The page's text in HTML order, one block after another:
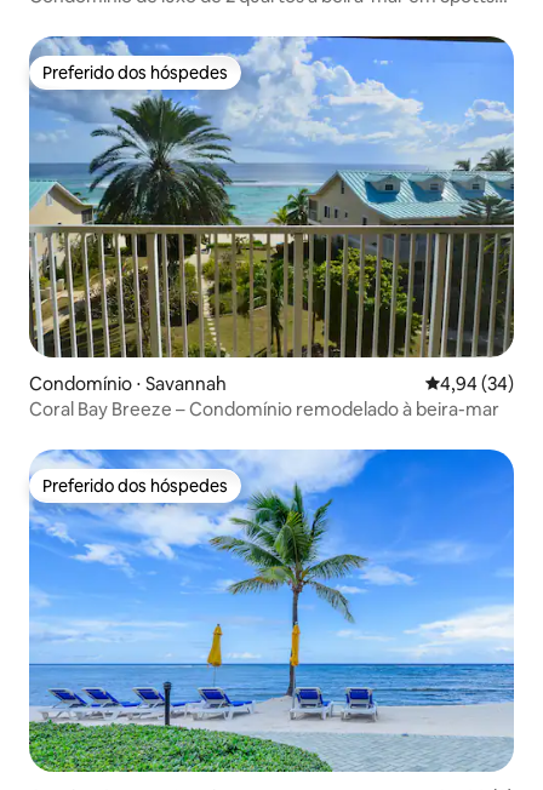
Preferido dos hóspedes
Preferido dos hóspedes
Condomínio ⋅ Savannah 4,94 de uma
4,94 (34)
Coral Bay Breeze – Condomínio remodelado à beira-mar
Preferido dos hóspedes
Preferido dos hóspedes